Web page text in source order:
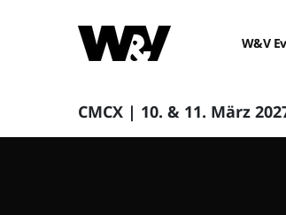
W&V
CMCX | 10. & 11. März